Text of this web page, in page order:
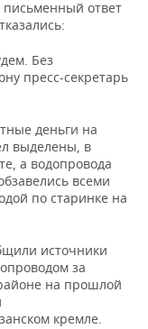
письменный ответ
Без
пресс-секретарь
деньги на
выделены, в
а водопровода
всеми
по старинке на
источники
за
на прошлой
кремле.